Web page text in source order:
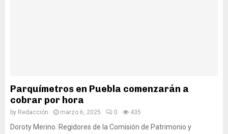
Parquímetros en Puebla comenzarán a
cobrar por hora
by Redacción marzo 6, 2025 0 435
Doroty Merino. Regidores de la Comisión de Patrimonio y